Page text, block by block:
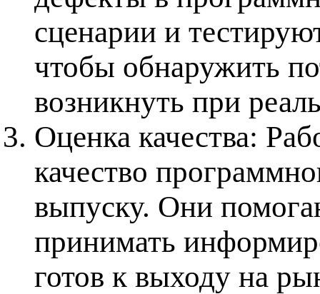
сценарии и
чтобы обнаружить
возникнуть при
Оценка качества:
качество
выпуску. Они
принимать
готов к выходу на